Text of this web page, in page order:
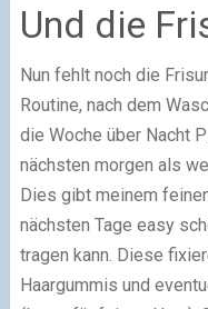
Und die
Nun fehlt noch die
Routine, nach dem
die Woche über Nacht
nächsten morgen als
Dies gibt meinem
nächsten Tage easy
tragen kann. Diese
Haargummis und